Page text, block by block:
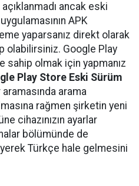
ancak eski
APK
yaparsanız direkt olarak
olabilirsiniz. Google Play
olmak için yapmanız
Play Store Eski Sürüm
arama
rağmen şirketin yeni
cihazınızın ayarlar
bölümünde de
Türkçe hale gelmesini